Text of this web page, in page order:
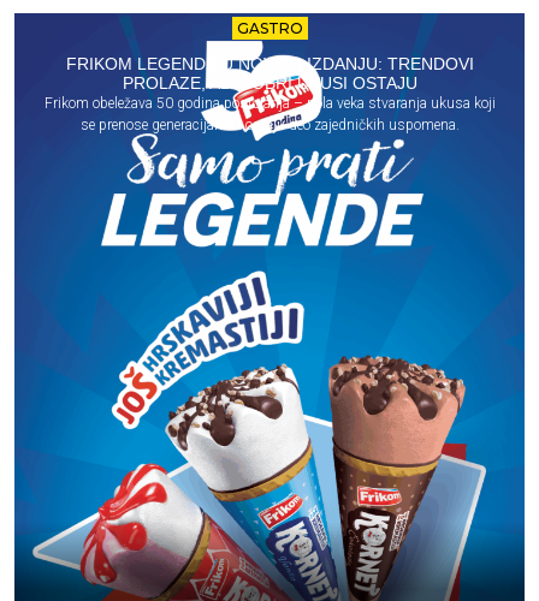
GASTRO
FRIKOM LEGENDE U NOVOM IZDANJU: TRENDOVI
PROLAZE, ALI DOBRI UKUSI OSTAJU
Frikom obeležava 50 godina postojanja – pola veka stvaranja ukusa koji
se prenose generacijama i ostaju deo zajedničkih uspomena.